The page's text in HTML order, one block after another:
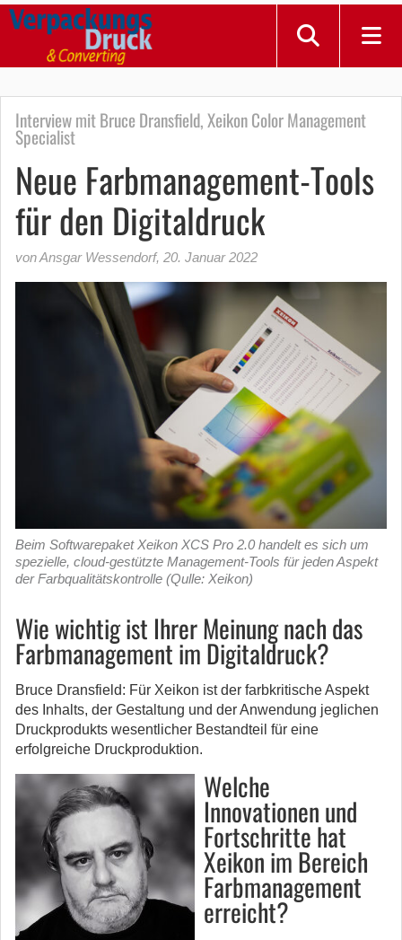
Interview mit Bruce Dransfield, Xeikon Color Management
Specialist
Neue Farbmanagement-Tools
für den Digitaldruck
von Ansgar Wessendorf, 20. Januar 2022
Beim Softwarepaket Xeikon XCS Pro 2.0 handelt es sich um
spezielle, cloud-gestützte Management-Tools für jeden Aspekt
der Farbqualitätskontrolle (Qulle: Xeikon)
Wie wichtig ist Ihrer Meinung nach das
Farbmanagement im Digitaldruck?
Bruce Dransfield: Für Xeikon ist der farbkritische Aspekt
des Inhalts, der Gestaltung und der Anwendung jeglichen
Druckprodukts wesentlicher Bestandteil für eine
erfolgreiche Druckproduktion.
Welche
Innovationen und
Fortschritte hat
Xeikon im Bereich
Farbmanagement
erreicht?